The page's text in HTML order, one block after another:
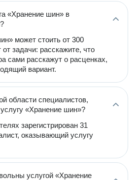
«Хранение шин» в
может стоить от 300
задачи: расскажите, что
сами расскажут о расценках,
вариант.
области специалистов,
«Хранение шин»?
зарегистрирован 31
оказывающий услугу
услугой «Хранение